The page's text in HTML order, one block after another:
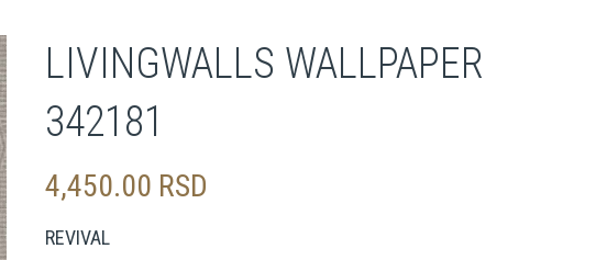
LIVINGWALLS WALLPAPER
342181
4,450.00 RSD
REVIVAL